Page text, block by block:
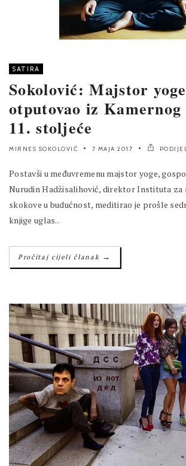
SATIRA
Sokolović: Majstor
otputovao iz
11. stoljeće
MIRNES SOKOLOVIĆ 7 MAJA 2017
Postavši u međuvremenu majstor yoge,
Nurudin Hadžisalihović, direktor Instituta za
skokove u budućnost, meditirao je prošle
knjige uglas..
Pročitaj cijeli članak →